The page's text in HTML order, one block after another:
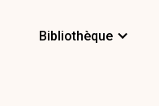
Bibliothèque